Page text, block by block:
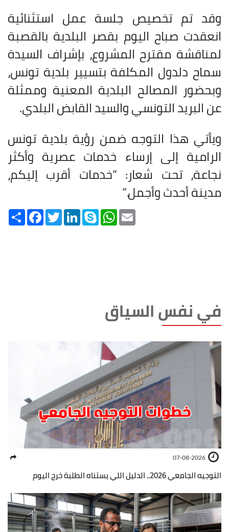
وقد تم تخصيص جلسة عمل استثنائية
انعقدت صباح اليوم بقصر البلدية بالقصبة
لمناقشة مقترح المشروع، بإشراف السيدة
سماح دلدول المكلفة بتسيير بلدية تونس،
وبحضور المصالح البلدية المعنية وممثلة
عن البريد التونسي والسيد القابض البلدي.
ويأتي هذا التوجه ضمن رؤية بلدية تونس
الرامية إلى إرساء خدمات عصرية وأكثر
نجاعة، تحت شعار: “خدمات أقرب إليكم،
مدينة أحدث وأجمل”.
Share FacebookTwitterLinkedInSkype WhatsApp
في نفس السياق
07-08-2026
التوجيه الجامعي 2026.. الدليل اللي يستناه الطلبة خرج اليوم